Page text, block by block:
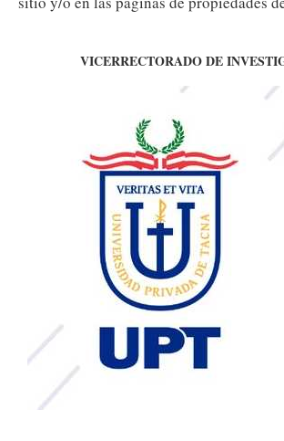
VICERRECTORADO DE